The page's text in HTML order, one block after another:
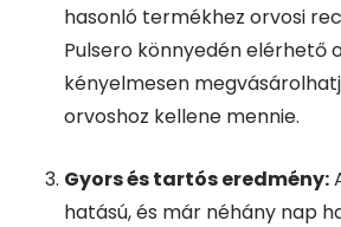
hasonló termékhez orvosi
Pulsero könnyedén elérhető
kényelmesen
orvoshoz kellene mennie.
Gyors és tartós eredmény:
hatású, és már néhány nap